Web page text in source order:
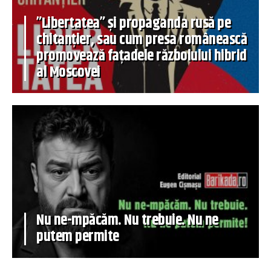
”Libertatea” și propaganda rusă pe
chitanțier, sau cum presa românească
promovează fațadele războiului hibrid
al Moscovei
Nu ne-mpăcăm. Nu trebuie. Nu ne
putem permite